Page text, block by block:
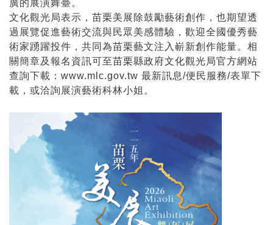
廣的展演舞臺。
文化觀光局表示，苗栗美展除鼓勵藝術創作，也期望透
過展覽促進藝術交流與民眾美感體驗，歡迎全國優秀藝
術家踴躍投件，共同為苗栗藝文注入嶄新創作能量。相
關簡章及報名資訊可至苗栗縣政府文化觀光局官方網站
查詢下載：www.mlc.gov.tw 最新訊息/便民服務/表單下
載，或洽詢展演藝術科林小姐。